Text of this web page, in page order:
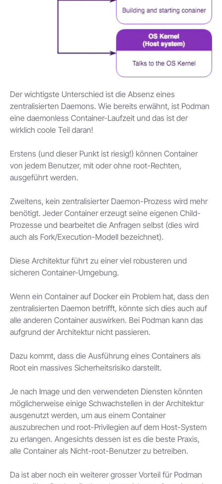
Der wichtigste Unterschied ist die Absenz eines
zentralisierten Daemons. Wie bereits erwähnt, ist Podman
eine daemonless Container-Laufzeit und das ist der
wirklich coole Teil daran!
Erstens (und dieser Punkt ist riesig!) können Container
von jedem Benutzer, mit oder ohne root-Rechten,
ausgeführt werden.
Zweitens, kein zentralisierter Daemon-Prozess wird mehr
benötigt. Jeder Container erzeugt seine eigenen Child-
Prozesse und bearbeitet die Anfragen selbst (dies wird
auch als Fork/Execution-Modell bezeichnet).
Diese Architektur führt zu einer viel robusteren und
sicheren Container-Umgebung.
Wenn ein Container auf Docker ein Problem hat, dass den
zentralisierten Daemon betrifft, könnte sich dies auch auf
alle anderen Container auswirken. Bei Podman kann das
aufgrund der Architektur nicht passieren.
Dazu kommt, dass die Ausführung eines Containers als
Root ein massives Sicherheitsrisiko darstellt.
Je nach Image und den verwendeten Diensten könnten
möglicherweise einige Schwachstellen in der Architektur
ausgenutzt werden, um aus einem Container
auszubrechen und root-Privilegien auf dem Host-System
zu erlangen. Angesichts dessen ist es die beste Praxis,
alle Container als Nicht-root-Benutzer zu betreiben.
Da ist aber noch ein weiterer grosser Vorteil für Podman